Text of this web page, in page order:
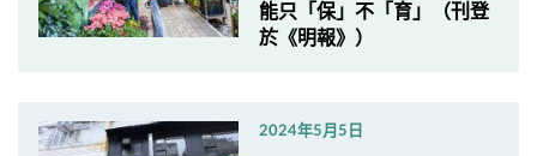
能只「保」不「育」（刊登
於《明報》）
2024年5月5日